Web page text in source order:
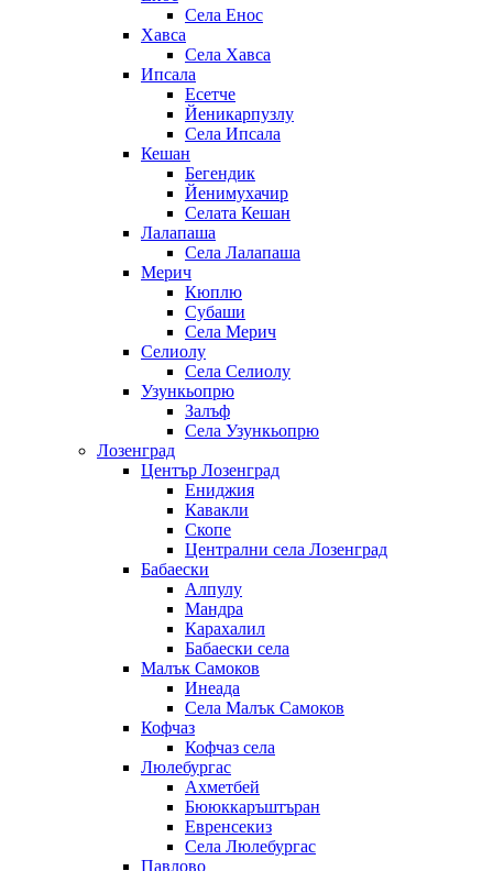
Села Енос
Хавса
Села Хавса
Ипсала
Есетче
Йеникарпузлу
Села Ипсала
Кешан
Бегендик
Йенимухачир
Селата Кешан
Лалапаша
Села Лалапаша
Мерич
Кюплю
Субаши
Села Мерич
Селиолу
Села Селиолу
Узункьопрю
Залъф
Села Узункьопрю
Лозенград
Център Лозенград
Ениджия
Кавакли
Скопе
Централни села Лозенград
Бабаески
Алпулу
Мандра
Карахалил
Бабаески села
Малък Самоков
Инеада
Села Малък Самоков
Кофчаз
Кофчаз села
Люлебургас
Ахметбей
Бююккаръштъран
Евренсекиз
Села Люлебургас
Павлово